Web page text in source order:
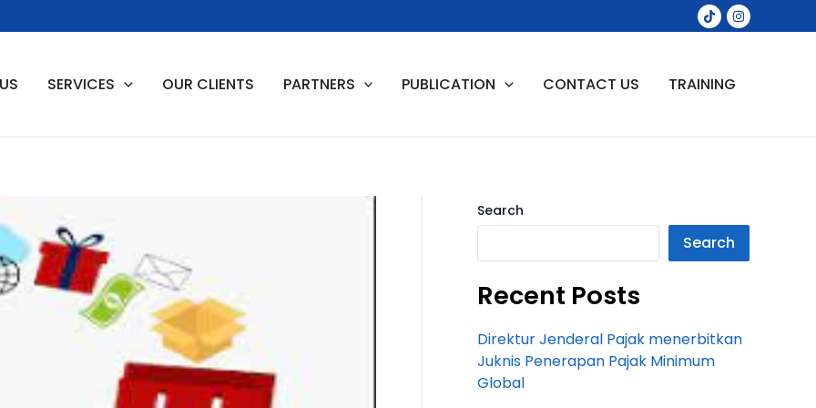
SERVICES OUR CLIENTS PARTNERS PUBLICATION CONTACT US TRAINING
Search
Search
Recent Posts
Direktur Jenderal Pajak menerbitkan
Juknis Penerapan Pajak Minimum
Global